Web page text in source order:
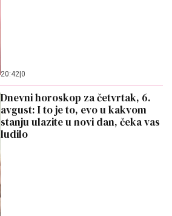
20:42|0
Dnevni horoskop za četvrtak, 6.
avgust: I to je to, evo u kakvom
stanju ulazite u novi dan, čeka vas
ludilo